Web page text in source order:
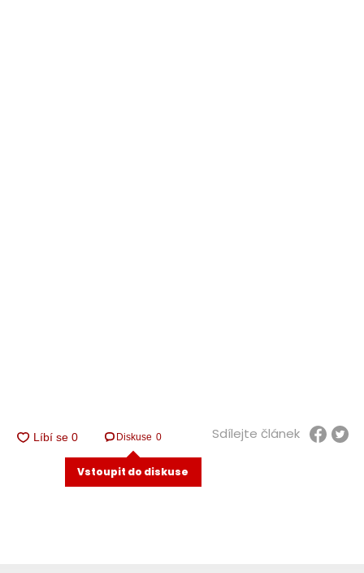
Diskuse 0
Vstoupit do diskuse
Sdílejte článek